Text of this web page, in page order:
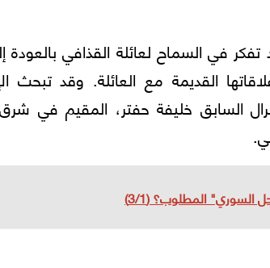
في السماح لعائلة القذافي بالعودة
القديمة مع العائلة. وقد تبحث
السابق خليفة حفتر، المقيم في
السوري" المطلوب؟ (3/1)